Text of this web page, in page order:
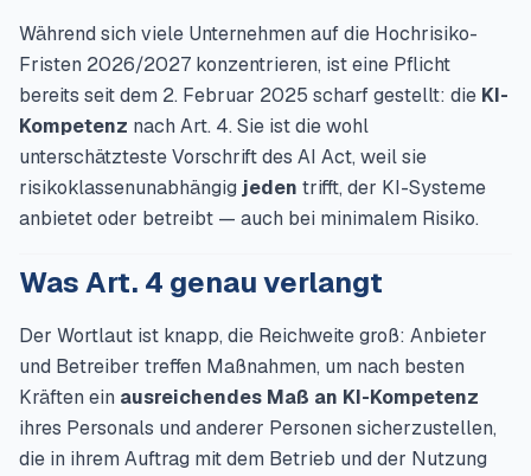
Während sich viele Unternehmen auf die Hochrisiko-
Fristen 2026/2027 konzentrieren, ist eine Pflicht
bereits seit dem 2. Februar 2025 scharf gestellt: die KI-
Kompetenz nach Art. 4. Sie ist die wohl
unterschätzteste Vorschrift des AI Act, weil sie
risikoklassenunabhängig jeden trifft, der KI-Systeme
anbietet oder betreibt — auch bei minimalem Risiko.
Was Art. 4 genau verlangt
Der Wortlaut ist knapp, die Reichweite groß: Anbieter
und Betreiber treffen Maßnahmen, um nach besten
Kräften ein ausreichendes Maß an KI-Kompetenz
ihres Personals und anderer Personen sicherzustellen,
die in ihrem Auftrag mit dem Betrieb und der Nutzung